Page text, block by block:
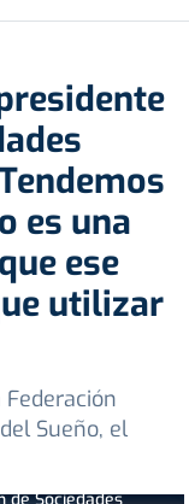
es una
ese
utilizar
Sueño, el